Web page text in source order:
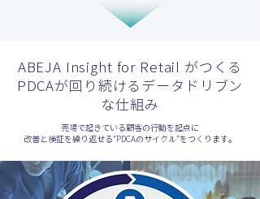
ABEJA Insight for Retail がつくる
PDCAが回り続けるデータドリブン
な仕組み
売場で起きている顧客の行動を起点に
改善と検証を繰り返せる“PDCAのサイクル”をつくります。